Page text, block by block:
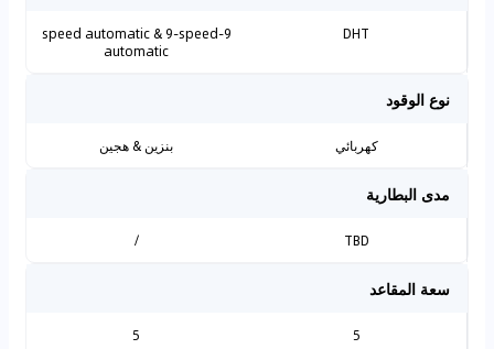
DHT
9-speed automatic & 9-speed
automatic
نوع الوقود
كهربائي بنزين & هجين
مدى البطارية
TBD
/
سعة المقاعد
5
5